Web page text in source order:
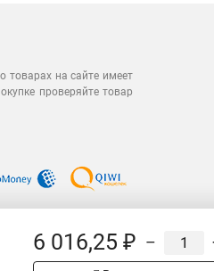
товарах на сайте имеет
проверяйте товар
6 016,25 ₽ –